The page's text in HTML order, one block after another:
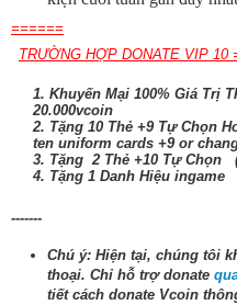
======
TRƯỜNG HỢP DONATE VIP 10
1. Khuyến Mại 100% Giá Trị
20.000vcoin
2. Tặng 10 Thẻ +9 Tự Chọn
ten uniform cards +9 or
3. Tặng 2 Thẻ +10 Tự Chọn
4. Tặng 1 Danh Hiệu ingame
-------
Chú ý: Hiện tại, chúng tôi
thoại. Chỉ hỗ trợ donate
tiết cách donate Vcoin